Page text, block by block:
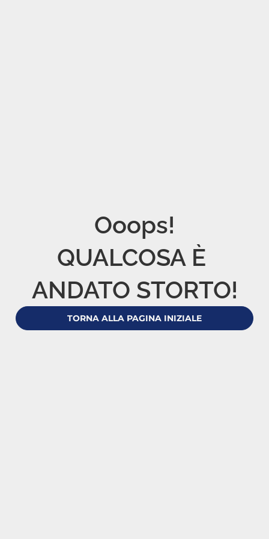
Ooops!
QUALCOSA È
ANDATO STORTO!
TORNA ALLA PAGINA INIZIALE